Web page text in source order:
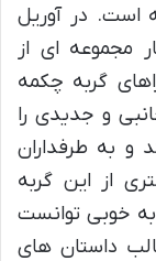
است. در آوریل
مجموعه ای از
گربه چکمه
و جدیدی را
و به طرفداران
از این گربه
خوبی توانست
داستان های